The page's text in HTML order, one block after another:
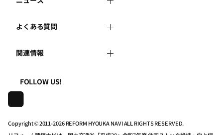
運営体制
はじめての方へ
事務局へのお問い合せ
地域の相談窓口のみなさまへ
リフォーム事例を見る
リフォームを相談する
リフォームを学ぶ
新着情報
講習会・セミナー
連携機関・企業・団体トピックス
よくある質問
よくある質問
利用規約
プライバシーポリシー
関連情報
一般財団法人住まいづくりナビセンター
株式会社日本建築住宅センター
FOLLOW US!
Copyright © 2011-2026 REFORM HYOUKA NAVI ALL RIGHTS RESERVED.